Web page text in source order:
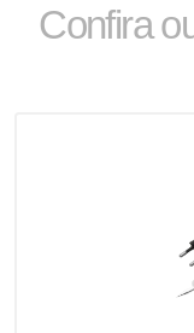
Confira